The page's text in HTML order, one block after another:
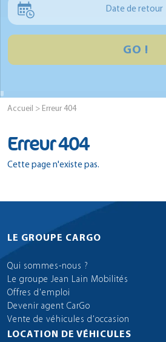
Date de retour
GO !
Accueil > Erreur 404
Erreur 404
Cette page n'existe pas.
LE GROUPE CARGO
Qui sommes-nous ?
Le groupe Jean Lain Mobilités
Offres d'emploi
Devenir agent CarGo
Vente de véhicules d'occasion
LOCATION DE VÉHICULES